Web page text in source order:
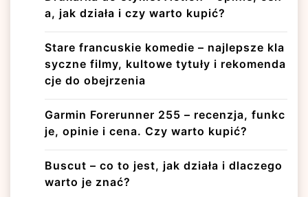
a, jak działa i czy warto kupić?
Stare francuskie komedie – najlepsze kla
syczne filmy, kultowe tytuły i rekomenda
cje do obejrzenia
Garmin Forerunner 255 – recenzja, funkc
je, opinie i cena. Czy warto kupić?
Buscut – co to jest, jak działa i dlaczego
warto je znać?